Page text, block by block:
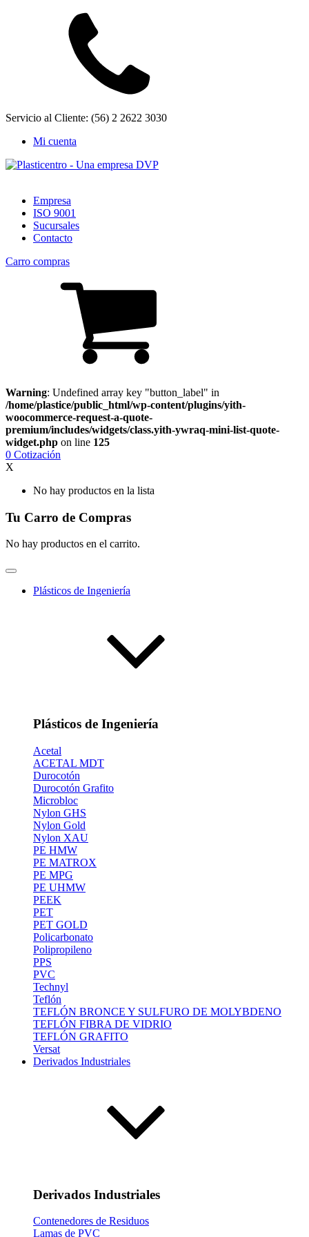
Servicio al Cliente: (56) 2 2622 3030
Mi cuenta
Empresa
ISO 9001
Sucursales
Contacto
Carro compras
Warning: Undefined array key "button_label" in
/home/plastice/public_html/wp-content/plugins/yith-
woocommerce-request-a-quote-
premium/includes/widgets/class.yith-ywraq-mini-list-quote-
widget.php on line 125
0 Cotización
X
No hay productos en la lista
Tu Carro de Compras
No hay productos en el carrito.
Plásticos de Ingeniería
Plásticos de Ingeniería
Acetal
ACETAL MDT
Durocotón
Durocotón Grafito
Microbloc
Nylon GHS
Nylon Gold
Nylon XAU
PE HMW
PE MATROX
PE MPG
PE UHMW
PEEK
PET
PET GOLD
Policarbonato
Polipropileno
PPS
PVC
Technyl
Teflón
TEFLÓN BRONCE Y SULFURO DE MOLYBDENO
TEFLÓN FIBRA DE VIDRIO
TEFLÓN GRAFITO
Versat
Derivados Industriales
Derivados Industriales
Contenedores de Residuos
Lamas de PVC